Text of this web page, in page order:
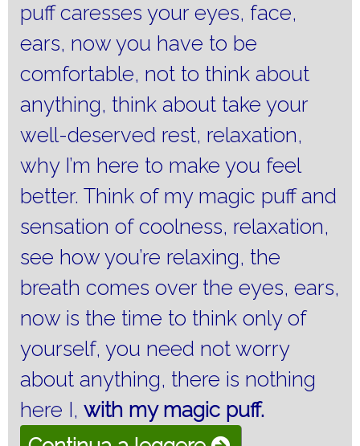
puff caresses your eyes, face,
ears, now you have to be
comfortable, not to think about
anything, think about take your
well-deserved rest, relaxation,
why I’m here to make you feel
better. Think of my magic puff and
sensation of coolness, relaxation,
see how you’re relaxing, the
breath comes over the eyes, ears,
now is the time to think only of
yourself, you need not worry
about anything, there is nothing
here I, with my magic puff.